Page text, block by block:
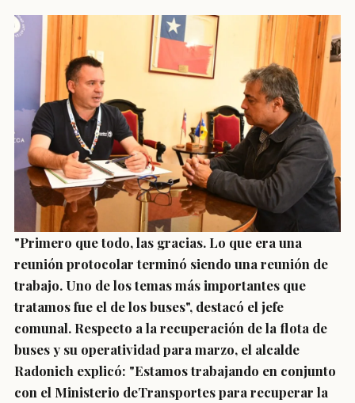
"Primero que todo, las gracias. Lo que era una
reunión protocolar terminó siendo una reunión de
trabajo. Uno de los temas más importantes que
tratamos fue el de los buses", destacó el jefe
comunal. Respecto a la recuperación de la flota de
buses y su operatividad para marzo, el alcalde
Radonich explicó: "Estamos trabajando en conjunto
con el Ministerio deTransportes para recuperar la